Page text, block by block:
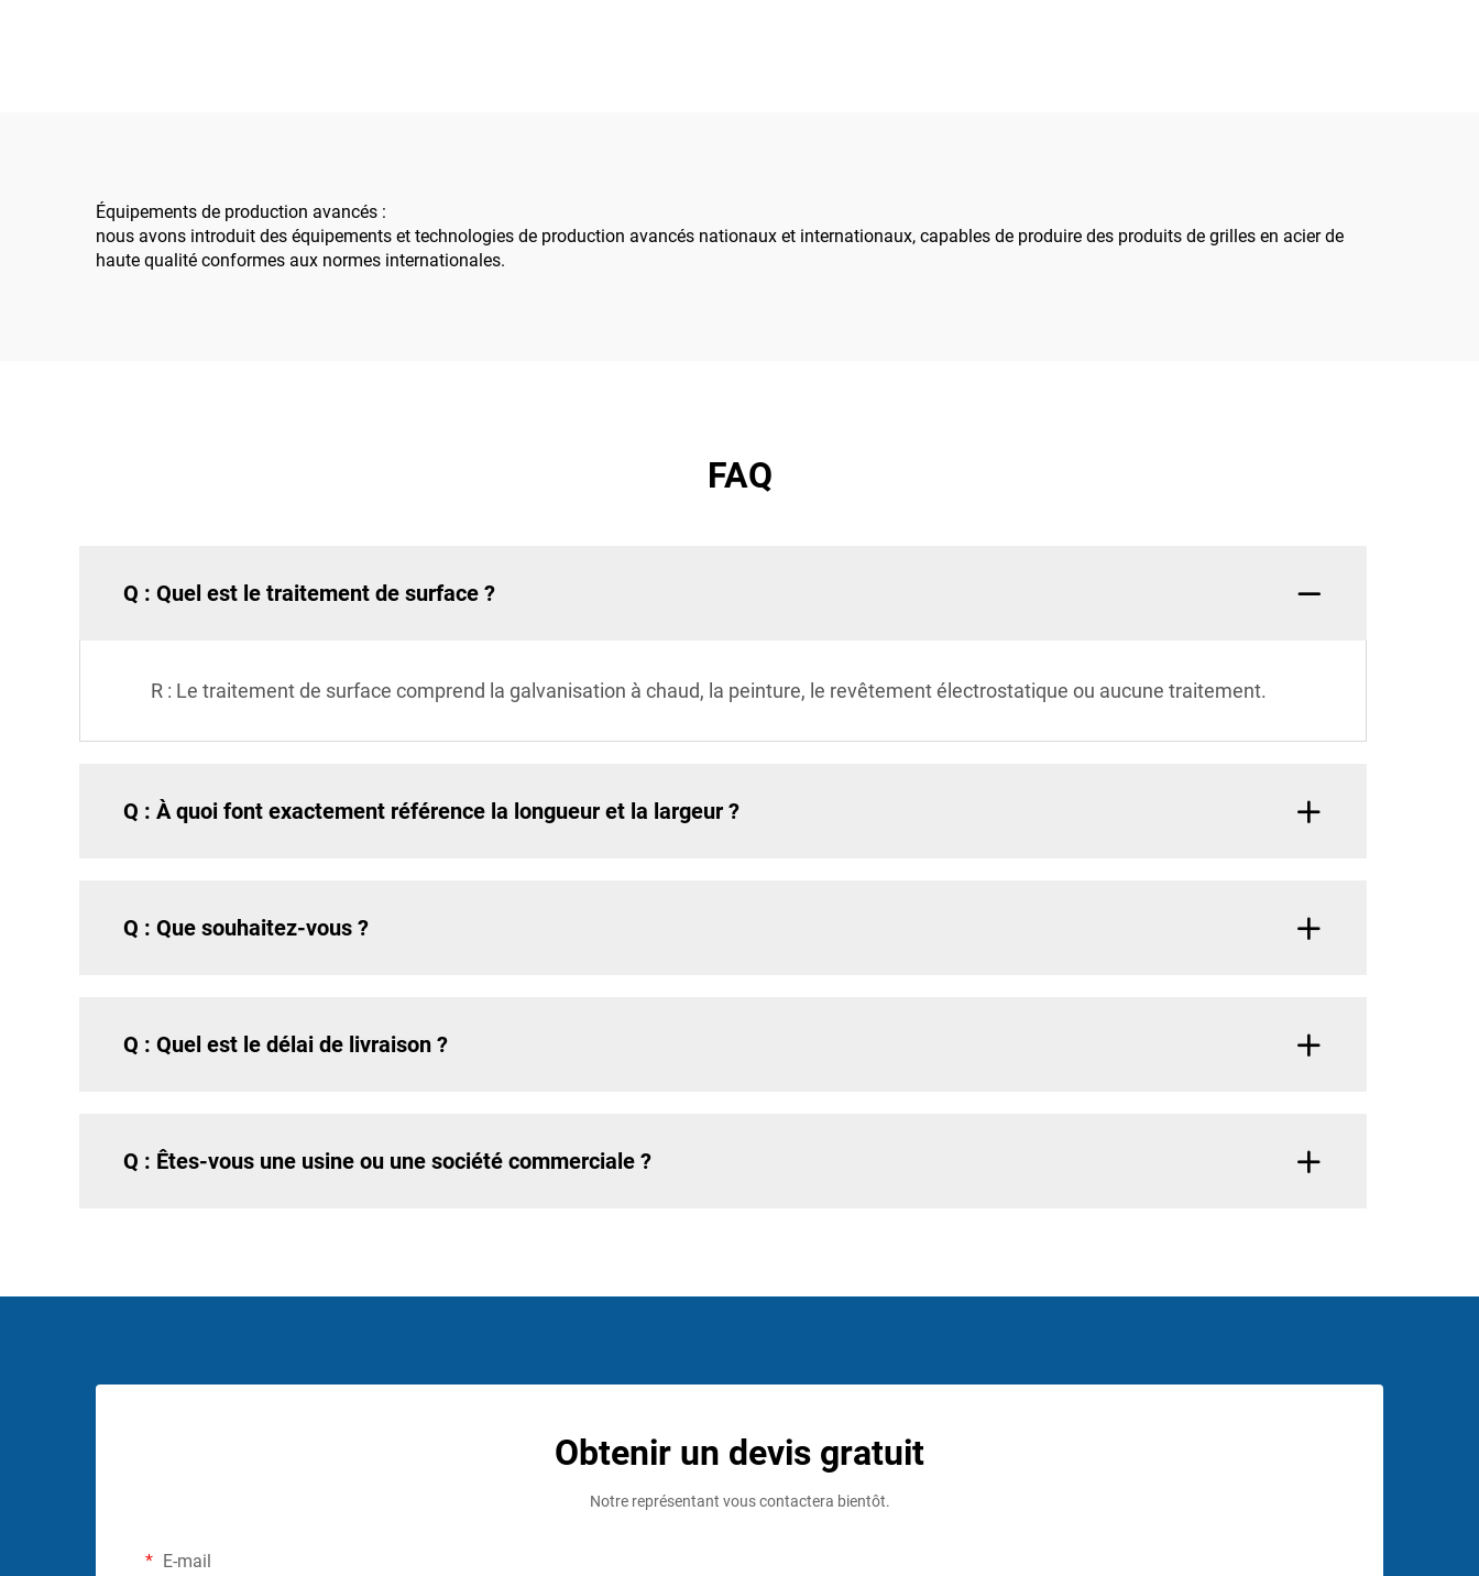
Équipements de production avancés :
nous avons introduit des équipements et technologies de production avancés nationaux et internationaux, capables de produire des produits de grilles en acier de
haute qualité conformes aux normes internationales.
FAQ
Q : Quel est le traitement de surface ?
R : Le traitement de surface comprend la galvanisation à chaud, la peinture, le revêtement électrostatique ou aucune traitement.
Q : À quoi font exactement référence la longueur et la largeur ?
Q : Que souhaitez-vous ?
Q : Quel est le délai de livraison ?
Q : Êtes-vous une usine ou une société commerciale ?
Obtenir un devis gratuit
Notre représentant vous contactera bientôt.
E-mail